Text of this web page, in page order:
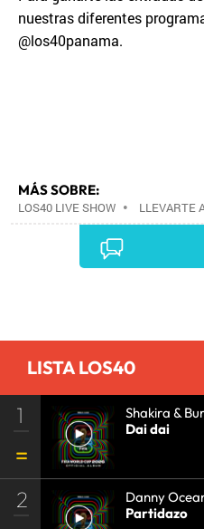
nuestras diferentes
@los40panama.
MÁS SOBRE:
LOS40 LIVE SHOW • LLEVARTE
CONCIERTOS•LOS40•
EVENTOS MUSICALES
•RADIO•AGENDA
COMUNICACIÓN•
LISTA LOS40
1
Shakira &
Dai dai
2
Danny
Partidazo